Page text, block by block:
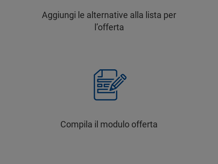
Aggiungi le alternative alla lista per
l’offerta
Compila il modulo offerta